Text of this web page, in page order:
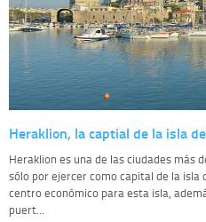
Heraklion, la captial de la isla
Heraklion es una de las ciudades más
sólo por ejercer como capital de la isla
centro económico para esta isla,
puert...